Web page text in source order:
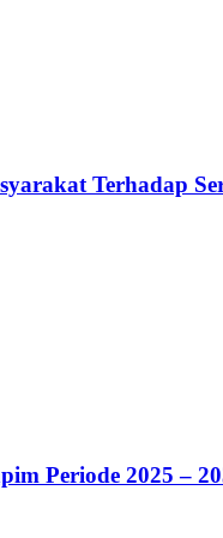
Terhadap
Periode 2025 –